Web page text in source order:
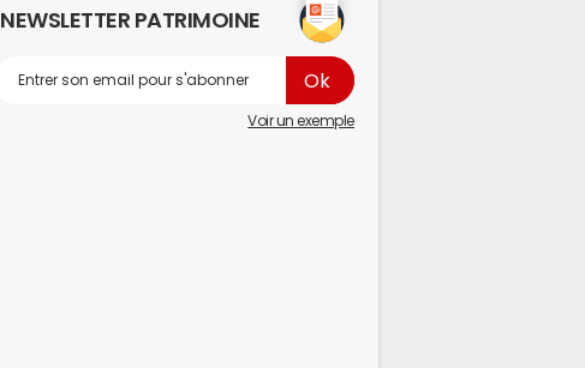
NEWSLETTER PATRIMOINE
Voir un exemple